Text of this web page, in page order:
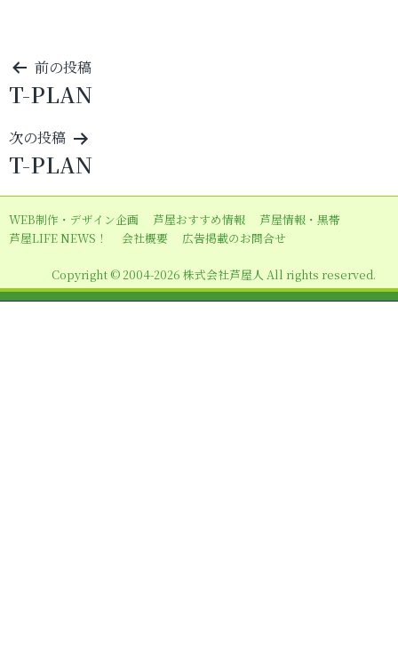
投
稿
ナ
ビ
ゲ
ー
シ
ン
前の投稿
T-PLAN
次の投稿
T-PLAN
WEB制作・デザイン企画 芦屋おすすめ情報
芦屋情報・黒帯
芦屋LIFE NEWS！
会社概要 広告掲載のお問合せ
Copyright © 2004-2026 株式会社芦屋人 All rights reserved.